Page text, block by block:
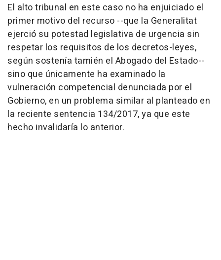
El alto tribunal en este caso no ha enjuiciado el
primer motivo del recurso --que la Generalitat
ejerció su potestad legislativa de urgencia sin
respetar los requisitos de los decretos-leyes,
según sostenía tamién el Abogado del Estado--
sino que únicamente ha examinado la
vulneración competencial denunciada por el
Gobierno, en un problema similar al planteado en
la reciente sentencia 134/2017, ya que este
hecho invalidaría lo anterior.